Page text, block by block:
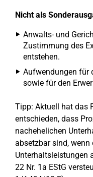
Nicht als
Anwalts- und
Zustimmung des
entstehen.
Aufwendungen für
sowie für den
Tipp: Aktuell hat das
entschieden, dass
nachehelichen
absetzbar sind,
Unterhaltsleistungen
22 Nr. 1a EStG